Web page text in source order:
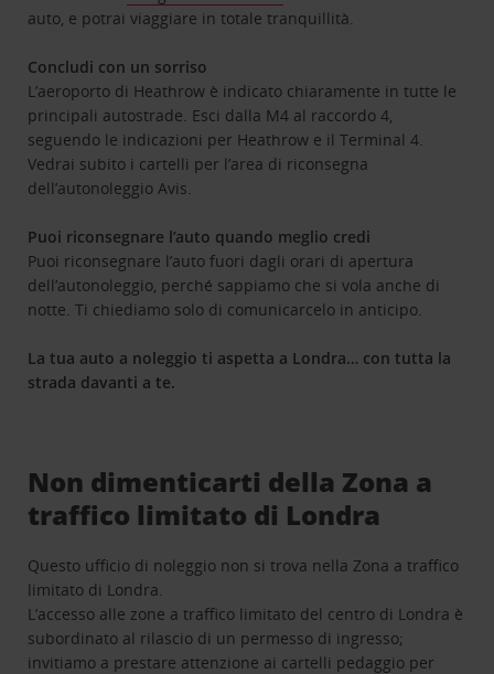
auto, e potrai viaggiare in totale tranquillità.
Concludi con un sorriso
L’aeroporto di Heathrow è indicato chiaramente in tutte le
principali autostrade. Esci dalla M4 al raccordo 4,
seguendo le indicazioni per Heathrow e il Terminal 4.
Vedrai subito i cartelli per l’area di riconsegna
dell’autonoleggio Avis.
Puoi riconsegnare l’auto quando meglio credi
Puoi riconsegnare l’auto fuori dagli orari di apertura
dell’autonoleggio, perché sappiamo che si vola anche di
notte. Ti chiediamo solo di comunicarcelo in anticipo.
La tua auto a noleggio ti aspetta a Londra… con tutta la
strada davanti a te.
Non dimenticarti della Zona a
traffico limitato di Londra
Questo ufficio di noleggio non si trova nella Zona a traffico
limitato di Londra.
L’accesso alle zone a traffico limitato del centro di Londra è
subordinato al rilascio di un permesso di ingresso;
invitiamo a prestare attenzione ai cartelli pedaggio per